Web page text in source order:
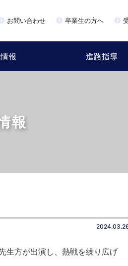
お問い合わせ 卒業生の方へ
報 進路指導
報
生方が出演し、熱戦を繰り広げ